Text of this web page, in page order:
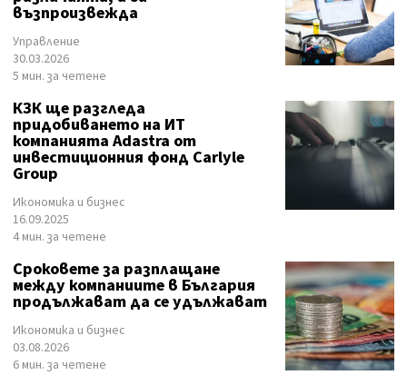
възпроизвежда
Управление
30.03.2026
5 мин. за четене
КЗК ще разгледа
придобиването на ИТ
компанията Adastra от
инвестиционния фонд Carlyle
Group
Икономика и бизнес
16.09.2025
4 мин. за четене
Сроковете за разплащане
между компаниите в България
продължават да се удължават
Икономика и бизнес
03.08.2026
6 мин. за четене